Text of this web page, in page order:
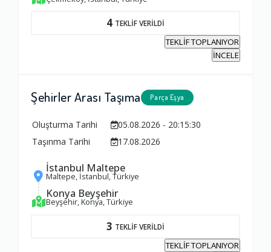
4 TEKLİF VERİLDİ
TEKLİF TOPLANIYOR
İNCELE
Şehirler Arası Taşıma Parça Eşya
Oluşturma Tarihi
05.08.2026 - 20:15:30
Taşınma Tarihi
17.08.2026
İstanbul Maltepe
Maltepe, İstanbul, Türkiye
Konya Beyşehir
Beyşehir, Konya, Türkiye
3 TEKLİF VERİLDİ
TEKLİF TOPLANIYOR